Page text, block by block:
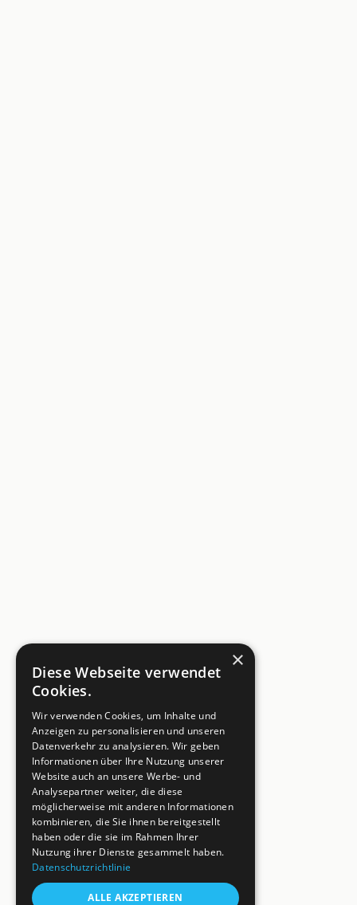
×
Diese Webseite verwendet
Cookies.
Wir verwenden Cookies, um Inhalte und
Anzeigen zu personalisieren und unseren
Datenverkehr zu analysieren. Wir geben
Informationen über Ihre Nutzung unserer
Website auch an unsere Werbe- und
Analysepartner weiter, die diese
möglicherweise mit anderen Informationen
kombinieren, die Sie ihnen bereitgestellt
haben oder die sie im Rahmen Ihrer
Nutzung ihrer Dienste gesammelt haben.
Datenschutzrichtlinie
ALLE AKZEPTIEREN